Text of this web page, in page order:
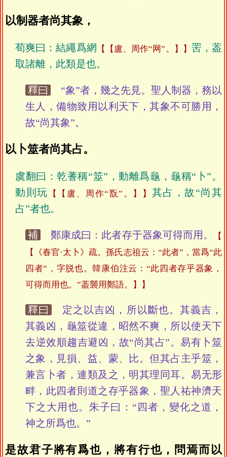
以制器者尚其象，
荀爽曰：結繩爲網 【盧、周作“网”。】
罟，葢
取諸離，此類是也。
釋曰
“象”者，幾之先見。聖人制器，務以
生人，備物致用以利天下，其象不可勝用，
故“尚其象”。
以卜筮者尚其占。
虞翻曰：乾蓍稱“筮”，動離爲龜，龜稱“卜”。
動則玩
【盧、周作“翫”。】
其占，故“尚其
占”者也。
補 鄭康成曰：此者存于器象可得而用。
【《春官·太卜》疏。孫氏志祖云：“此者”，當爲“此
四者”，字脱也。韓康伯注云：“此四者存乎器象，
可得而用也。”葢襲用鄭語。】
釋曰
定之以吉凶，所以斷也。其義吉，
其義凶，龜筮從違，昭然不爽，所以使天下
去逆效順趨吉避凶，故“尚其占”。易有卜筮
之象，見損、益、蒙、比。但其占主乎筮，
兼言卜者，連類及之，明其理同耳。易无形
畔，此四者則道之存乎器象，聖人祐神濟天
下之大用也。朱子曰：“四者，變化之道，
神之所爲也。”
是故君子將有爲也，將有行也，問焉而以